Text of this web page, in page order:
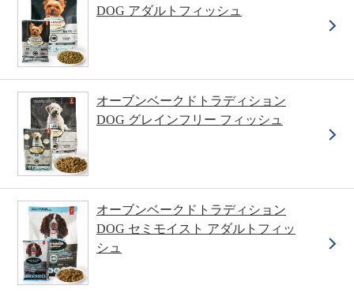
DOG アダルトフィッシュ
オーブンベークドトラディション
DOG グレインフリー フィッシュ
オーブンベークドトラディション
DOG セミモイスト アダルトフィッ
シュ